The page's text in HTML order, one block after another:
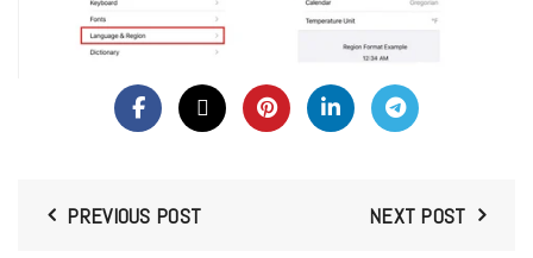
PREVIOUS POST NEXT POST